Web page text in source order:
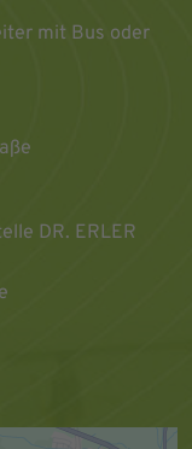
mit Bus oder
DR. ERLER